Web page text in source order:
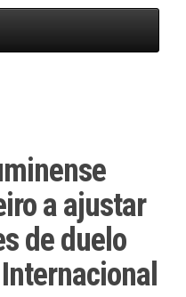
a ajustar
de duelo